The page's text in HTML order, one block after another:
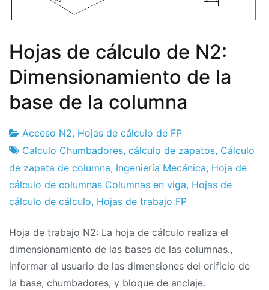
Hojas de cálculo de N2:
Dimensionamiento de la
base de la columna
Fábrica
de
proyectos
7
de
agosto
de
Acceso N2, Hojas de cálculo de FP
Calculo Chumbadores, cálculo de zapatos, Cálculo
de zapata de columna, Ingeniería Mecánica, Hoja de
cálculo de columnas Columnas en viga, Hojas de
cálculo de cálculo, Hojas de trabajo FP
Hoja de trabajo N2: La hoja de cálculo realiza el
dimensionamiento de las bases de las columnas.,
informar al usuario de las dimensiones del orificio de
la base, chumbadores, y bloque de anclaje.